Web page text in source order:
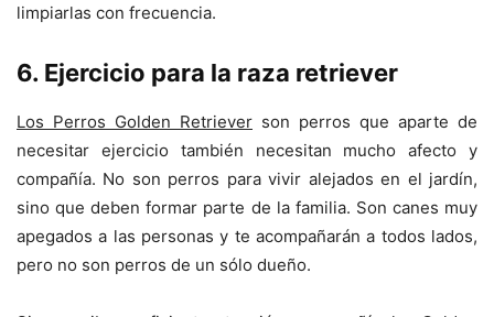
limpiarlas con frecuencia.
6. Ejercicio para la raza retriever
Los Perros Golden Retriever son perros que aparte de
necesitar ejercicio también necesitan mucho afecto y
compañía. No son perros para vivir alejados en el jardín,
sino que deben formar parte de la familia. Son canes muy
apegados a las personas y te acompañarán a todos lados,
pero no son perros de un sólo dueño.